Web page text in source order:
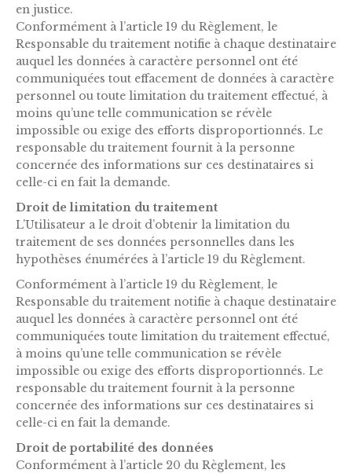
en justice.
Conformément à l’article 19 du Règlement, le
Responsable du traitement notifie à chaque destinataire
auquel les données à caractère personnel ont été
communiquées tout effacement de données à caractère
personnel ou toute limitation du traitement effectué, à
moins qu’une telle communication se révèle
impossible ou exige des efforts disproportionnés. Le
responsable du traitement fournit à la personne
concernée des informations sur ces destinataires si
celle-ci en fait la demande.
Droit de limitation du traitement
L’Utilisateur a le droit d’obtenir la limitation du
traitement de ses données personnelles dans les
hypothèses énumérées à l’article 19 du Règlement.
Conformément à l’article 19 du Règlement, le
Responsable du traitement notifie à chaque destinataire
auquel les données à caractère personnel ont été
communiquées toute limitation du traitement effectué,
à moins qu’une telle communication se révèle
impossible ou exige des efforts disproportionnés. Le
responsable du traitement fournit à la personne
concernée des informations sur ces destinataires si
celle-ci en fait la demande.
Droit de portabilité des données
Conformément à l’article 20 du Règlement, les